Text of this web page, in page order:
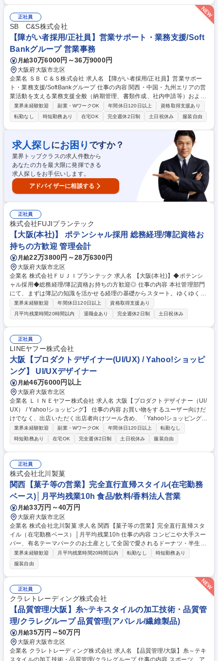
出張もございます。 ※担当業務を持ちつつ、お互いに助け合いながら、総
務部という組織として協力しながら進める体制です。 募集職種 【大阪】
総務人事＜未経験歓迎＞◇三菱電機G・社会インフラを支える/年休127日
正社員
SB C&S株式会社
【障がい者採用/正社員】営業サポート・業務支援/Soft
Bankグループ 営業事務
月給30万6000円～36万9000円
大阪府大阪市北区
企業名 ＳＢ Ｃ＆Ｓ株式会社 求人名 【障がい者採用/正社員】営業サポー
ト・業務支援/SoftBankグループ 仕事の内容 関西・中国・九州エリアの営
業活動を支える業務支援全般（納期管理、書類作成、社内申請等）および
AIツールを活用した業務効率化・プロセス改善、マニュアル整備等をお任
せします。 【詳細】営業支援業務（シリアル取得、納期調整、メーカー出
荷報告）/納期回答・納期管理/納品書・請求書等の書類作成・発行/押印申
請等の社内申請業務/各種事務・庶務業務/AIツールを活用した業務効率
化・業務改善/業務の標準化・マニュアル整備 【働き方】TeamsやGoogle
Chatを中心にコミュニケーションを実施しており、業務に慣れた後は週1
～2日程度の在宅勤務も可能です。 募集職種 【障がい者採用/正社員】営
業サポート・業務支援/SoftBankグループ
業界未経験歓迎 副業・WワークOK 年間休日120日以上
資格取得支援あり
転勤なし
時短勤務あり 在宅OK 完全週休2日制 土日祝休み 服装自由
求人探しにお困り ですか？
業界トップクラスの求人件数から
あなたの力を最大限に発揮できる
求人探しをお手伝いします。
アドバイザーに相談する
正社員
株式会社FUJIプランテック
【大阪(本社)】 ポテンシャル採用 総務経理/簿記資格お
持ちの方歓迎 管理会計
月給22万3800円～28万6300円
大阪府大阪市北区
企業名 株式会社ＦＵＪＩプランテック 求人名 【大阪(本社)】◆ポテンシ
ャル採用◆総務経理/簿記資格お持ちの方歓迎◎ 仕事の内容 本社管理部門
にて、まずは簿記の知識を活かせる経理の基礎からスタート。ゆくゆくは
総務や経営企画など、会社のバックオフィス全体を横断的に担当し、将来
の管理部門を牽引いただく方の募集です。 《入社後》会計伝票入力、出納
管理など経理の基礎からお任せ。OJT等で段階的に決算や財務へとステッ
プアップ！ 《将来のキャリア》経理だけでなく総務や経営企画など管理部
門の全業務を横断的に習得。会社の経営中核を担うコアメンバーへ成長で
きます。 《環境》年休125日(土日祝)、有休消化73.5%、前年賞与6ヶ月
分、転勤なし。未経験から一生モノのスキルが身に付きます。 募集職種
【大阪(本社)】◆ポテンシャル採用◆総務経理/簿記資格お持ちの方歓迎◎
業界未経験歓迎 年間休日120日以上
資格取得支援あり
月平均残業時間20時間以内
退職金あり 完全週休2日制 土日祝休み
正社員
LINEヤフー株式会社
大阪【プロダクトデザイナー(UI/UX) / Yahoo!ショッピ
ング】 UI/UXデザイナー
月給46万6000円以上
大阪府大阪市北区
企業名 ＬＩＮＥヤフー株式会社 求人名 大阪【プロダクトデザイナー（UI/
UX） / Yahoo!ショッピング】 仕事の内容 お買い物をするユーザー向けだ
けでなく、出店いただく出店者向けツール含め、「Yahoo!ショッピング」
として提供するWeb、アプリ全てのUI/UXデザインを担当します。 エンド
ユーザー向け、出店者向けのUI/UXのグランドデザインをリードするデザ
イナーを募集いたします。■UI/UX設計、ビジュアルデザイン、プロトタイ
プデザイン制作■競合調査や分析からの課題の具現化と改善施策の計画・
実行■社内ステークホルダーとの連携を含むデザインディレクション■意思
決定フェーズでのデザインプレゼンテーション■「Yahoo!ショッピング」
のデザインシステム構築・運用 募集職種 大阪【プロダクトデザイナー（U
I/UX） / Yahoo!ショッピング】
業界未経験歓迎 副業・WワークOK 年間休日120日以上
転勤なし
時短勤務あり
在宅OK 完全週休2日制 土日祝休み 服装自由
正社員
株式会社北川製菓
関西【菓子等の営業】完全直行直帰スタイル(在宅勤務
ベース)│月平均残業10h 食品/飲料/香料法人営業
月給33万円～40万円
大阪府大阪市北区
企業名 株式会社北川製菓 求人名 関西【菓子等の営業】完全直行直帰スタ
イル（在宅勤務ベース）│月平均残業10h 仕事の内容 コンビニや大手スー
パー、有名テーマパークのお土産として全国で愛されるドーナツ・半生菓
子を手掛ける当社。今回は、さらなる販路拡大に向けて、関西エリアを任
せられる「即戦力の営業メンバー」を募集します。 具体的には『食品卸
（問屋）や大手流通チェーン等へのルート営業・新規営業をしていただき
ます。 ■新規既存割合：既存顧客対応がメイン（一部新規営業あり）■顧
客先：問屋さんがメイン■アポ手法：訪問■チーム構成：5,6名の全国の各
エリアを担当しているチーム■顧客エリア：関西（大阪府がメイン）■月1
回程度、本社（長野県）への出張があります。 募集職種 関西【菓子等の
営業】完全直行直帰スタイル（在宅勤務ベース）│月平均残業10h
業界未経験歓迎 月平均残業時間20時間以内 転勤なし
時短勤務あり
服装自由
正社員
クラレトレーディング株式会社
【品質管理/大阪】糸~テキスタイルの加工技術・品質管
理/クラレグループ 品質管理(アパレル/繊維製品)
月給35万円～50万円
大阪府大阪市北区
企業名 クラレトレーディング株式会社 求人名 【品質管理/大阪】糸～テキ
スタイルの加工技術・品質管理/クラレグループ 仕事の内容 スポーツ、ア